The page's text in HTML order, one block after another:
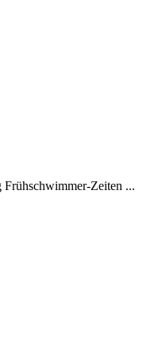
Frühschwimmer-Zeiten ...